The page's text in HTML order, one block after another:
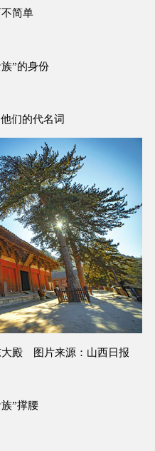
简单
”的身份
们的代名词
大殿 图片来源：山西日报
”撑腰